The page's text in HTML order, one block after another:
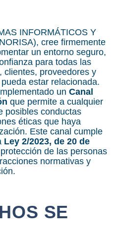
INFORMÁTICOS Y
cree firmemente
un entorno seguro,
para todas las
clientes, proveedores y
estar relacionada.
un Canal
que permite a cualquier
posibles conductas
éticas que haya
Este canal cumple
Ley 2/2023, de 20 de
de las personas
normativas y
SE